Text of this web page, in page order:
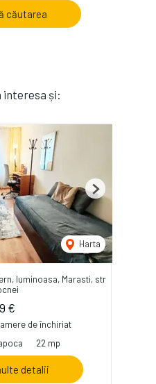
căutarea
interesa și:
Harta
Next
luminoasa, Marasti, str
€
de închiriat
22 mp
detalii